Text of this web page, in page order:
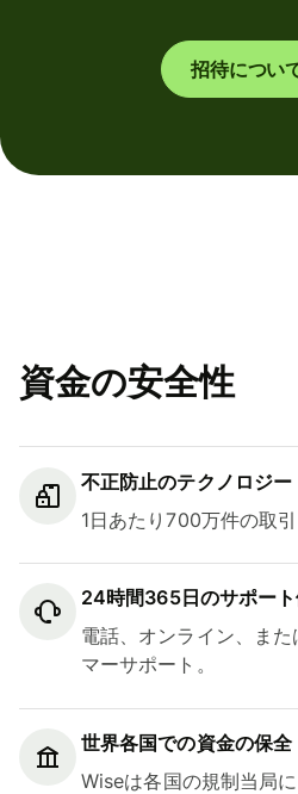
招待につい
資金の安全性
不正防止のテクノロジー
1日あたり700万件の取
24時間365日のサポート
電話、オンライン、ま
マーサポート。
世界各国での資金の保全
Wiseは各国の規制当局